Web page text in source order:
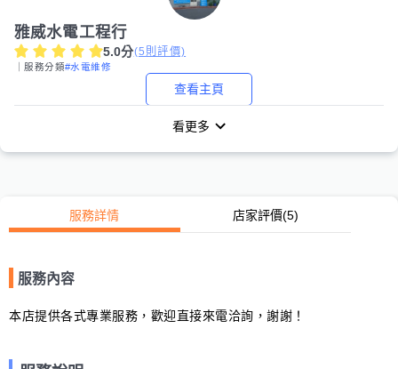
雅威水電工程行
5.0分(5 則評價)
｜服務分類#水電維修
查看主頁
看更多
服務詳情 店家評價(5)
服務內容
本店提供各式專業服務，歡迎直接來電洽詢，謝謝！